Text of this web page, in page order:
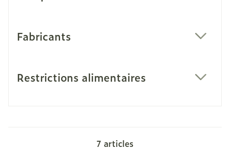
Fabricants
Restrictions alimentaires
7 articles